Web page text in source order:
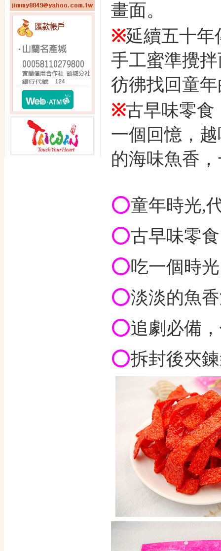
畫面。
※延續五十年
手工蜜準攪
彷彿找回童
※古早味零食
一個回憶，
的海味魚香
⭕️童年時光,
⭕️古早味零
⭕️吃一個時
⭕️淡淡的魚
⭕️追劇必備
⭕️拆封後夾